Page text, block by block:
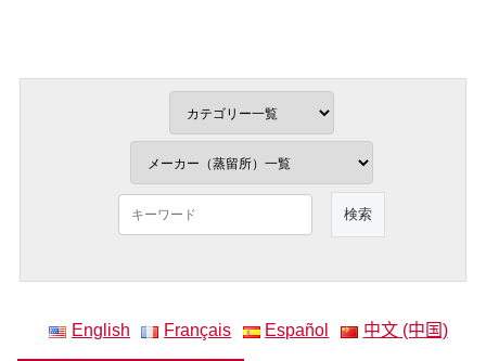
English Français Español 中文 (中国)